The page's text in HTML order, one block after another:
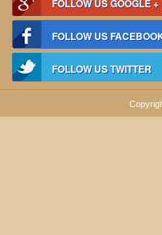
FOLLOW US GOOGLE +
FOLLOW US
FOLLOW US TWITTER